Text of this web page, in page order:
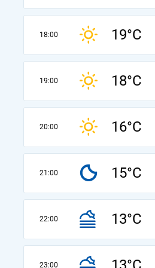
18:00 19°C
19:00 18°C
20:00 16°C
21:00 15°C
22:00 13°C
23:00